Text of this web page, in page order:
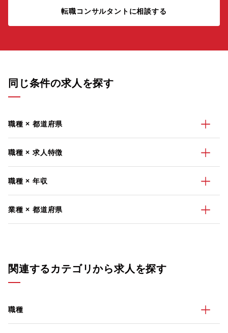
転職コンサルタントに相談する
同じ条件の求人を探す
職種 × 都道府県
職種 × 求人特徴
職種 × 年収
業種 × 都道府県
関連するカテゴリから求人を探す
職種